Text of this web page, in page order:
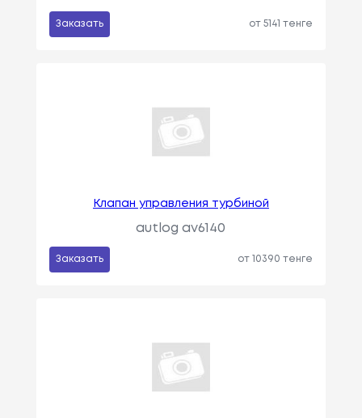
Заказать от 5141 тенге
Клапан управления турбиной
autlog av6140
Заказать от 10390 тенге